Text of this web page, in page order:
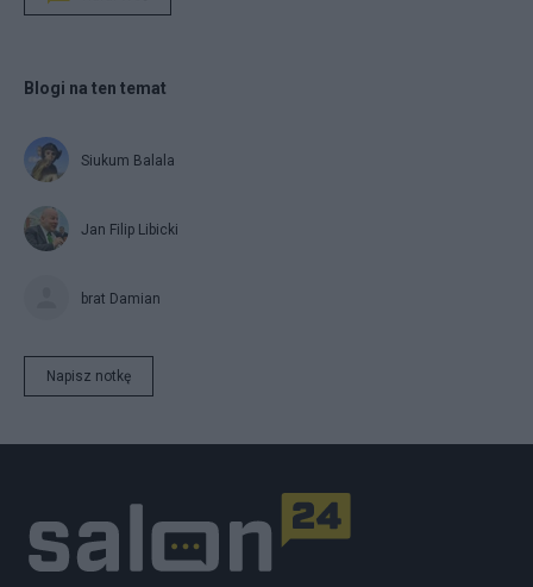
Blogi na ten temat
Siukum Balala
Jan Filip Libicki
brat Damian
Napisz notkę